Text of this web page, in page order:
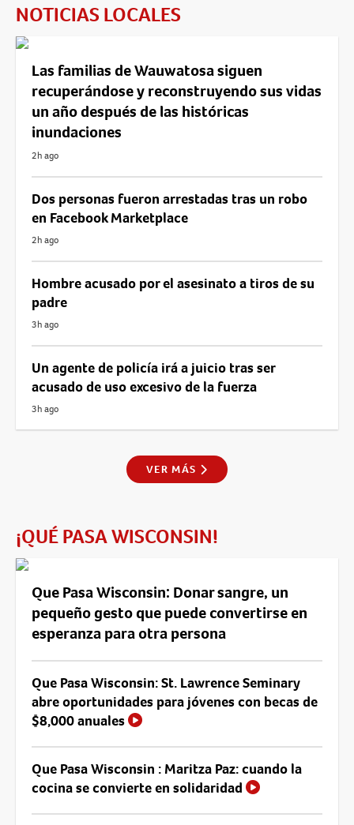
NOTICIAS LOCALES
Las familias de Wauwatosa siguen
recuperándose y reconstruyendo sus vidas
un año después de las históricas
inundaciones
2h ago
Dos personas fueron arrestadas tras un robo
en Facebook Marketplace
2h ago
Hombre acusado por el asesinato a tiros de su
padre
3h ago
Un agente de policía irá a juicio tras ser
acusado de uso excesivo de la fuerza
3h ago
VER MÁS
¡QUÉ PASA WISCONSIN!
Que Pasa Wisconsin: Donar sangre, un
pequeño gesto que puede convertirse en
esperanza para otra persona
Que Pasa Wisconsin: St. Lawrence Seminary
abre oportunidades para jóvenes con becas de
$8,000 anuales
Que Pasa Wisconsin : Maritza Paz: cuando la
cocina se convierte en solidaridad